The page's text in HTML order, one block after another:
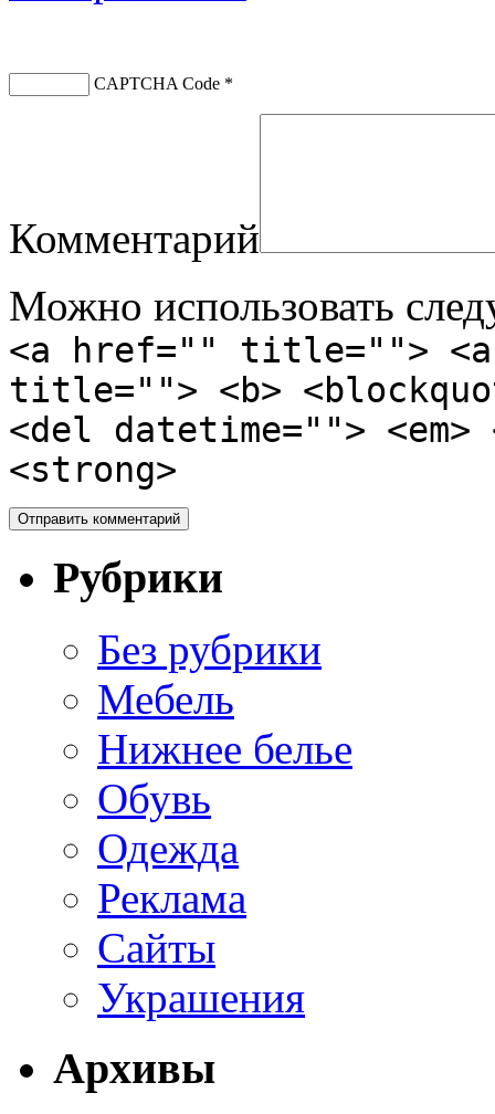
CAPTCHA Code *
Комментарий
Можно использовать
<a href="" title="">
title=""> <b>
<del datetime="">
<strong>
Рубрики
Без рубрики
Мебель
Нижнее белье
Обувь
Одежда
Реклама
Сайты
Украшения
Архивы